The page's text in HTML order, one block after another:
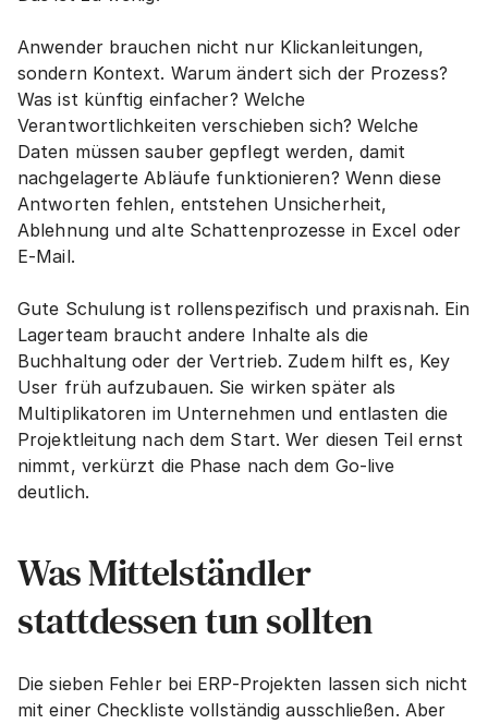
Anwender brauchen nicht nur Klickanleitungen,
sondern Kontext. Warum ändert sich der Prozess?
Was ist künftig einfacher? Welche
Verantwortlichkeiten verschieben sich? Welche
Daten müssen sauber gepflegt werden, damit
nachgelagerte Abläufe funktionieren? Wenn diese
Antworten fehlen, entstehen Unsicherheit,
Ablehnung und alte Schattenprozesse in Excel oder
E-Mail.
Gute Schulung ist rollenspezifisch und praxisnah. Ein
Lagerteam braucht andere Inhalte als die
Buchhaltung oder der Vertrieb. Zudem hilft es, Key
User früh aufzubauen. Sie wirken später als
Multiplikatoren im Unternehmen und entlasten die
Projektleitung nach dem Start. Wer diesen Teil ernst
nimmt, verkürzt die Phase nach dem Go-live
deutlich.
Was Mittelständler
stattdessen tun sollten
Die sieben Fehler bei ERP-Projekten lassen sich nicht
mit einer Checkliste vollständig ausschließen. Aber